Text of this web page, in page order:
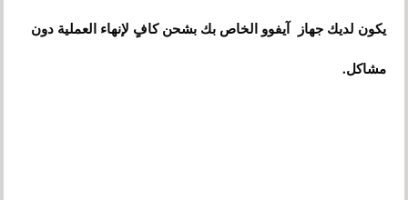
يكون لديك جهاز آيفوو الخاص بك بشحن كافٍ لإنهاء العملية دون
مشاكل.